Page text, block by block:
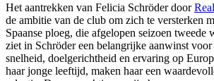
Het aantrekken van Felicia Schröder door
de ambitie van de club om zich te versterken
Spaanse ploeg, die afgelopen seizoen tweede
ziet in Schröder een belangrijke aanwinst
snelheid, doelgerichtheid en ervaring op
haar jonge leeftijd, maken haar een